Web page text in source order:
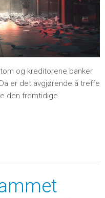
og kreditorene banker
er det avgjørende å treffe
den fremtidige